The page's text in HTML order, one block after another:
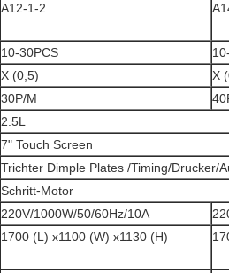
A12-1-2
10-30PCS
X (0,5)
X
30P/M
2.5L
7" Touch Screen
Trichter Dimple Plates /Timing/Drucker/
Schritt-Motor
220V/1000W/50/60Hz/10A
1700 (L) x1100 (W) x1130 (H)